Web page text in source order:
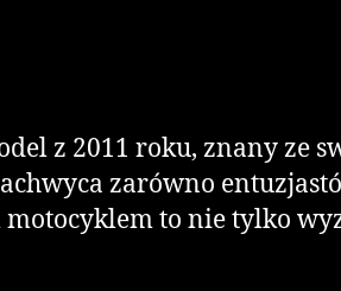
z 2011 roku, znany ze
zarówno
to nie tylko